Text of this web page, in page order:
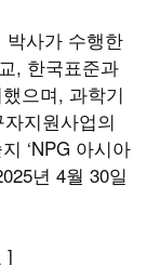
박사가 수행한
, 한국표준과
으며, 과학기
지원사업의
‘NPG 아시아
년 4월 30일
]